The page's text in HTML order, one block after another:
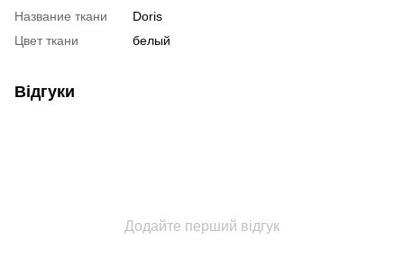
Название ткани
Doris
Цвет ткани
белый
Відгуки
Додайте перший відгук